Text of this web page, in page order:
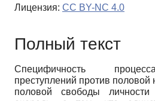
Лицензия: CC BY-NC 4.0
Полный текст
Специфичность
преступлений против половой
половой свободы